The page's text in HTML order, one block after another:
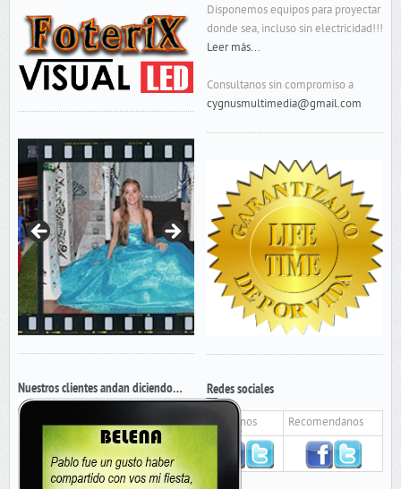
Nuestros clientes andan diciendo…
Disponemos equipos para proyectar
donde sea, incluso sin electricidad!!!
Leer más...
Consultanos sin compromiso a
cygnusmultimedia@gmail.com
Redes sociales
Seguinos Recomendanos